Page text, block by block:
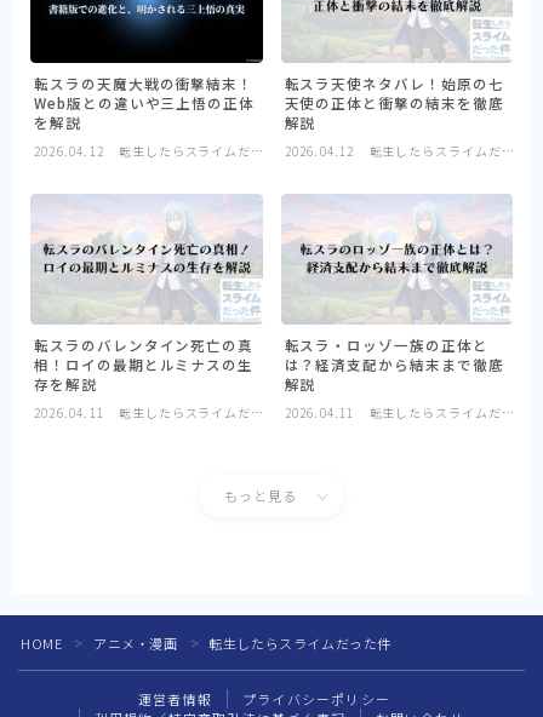
転スラの天魔大戦の衝撃結末！
Web版との違いや三上悟の正体
を解説
2026.04.12
転生したらスライムだっ
転スラ天使ネタバレ！始原の七
天使の正体と衝撃の結末を徹底
解説
2026.04.12
転生したらスライムだっ
転スラのバレンタイン死亡の真
相！ロイの最期とルミナスの生
存を解説
2026.04.11
転生したらスライムだっ
転スラ・ロッゾ一族の正体と
は？経済支配から結末まで徹底
解説
2026.04.11
転生したらスライムだっ
もっと見る
HOME ＞ アニメ・漫画 ＞ 転生したらスライムだった件
運営者情報
プライバシーポリシー